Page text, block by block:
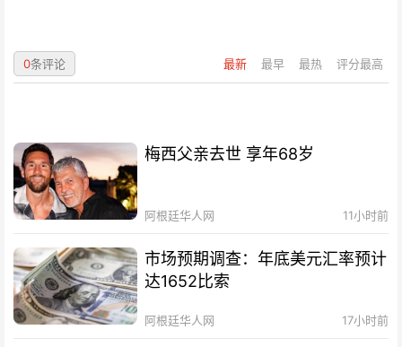
最新 最早 最热 评分最高
0条评论
梅西父亲去世 享年68岁
阿根廷华人网 11小时前
市场预期调查：年底美元汇率预计
达1652比索
阿根廷华人网 17小时前